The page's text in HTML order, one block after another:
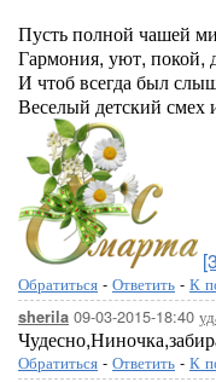
Пусть полной чашей
Гармония, уют, покой,
И чтоб всегда был
Веселый детский смех
Обратиться - Ответить - К
sherila 09-03-2015-18:40
Обратиться - Ответить - К